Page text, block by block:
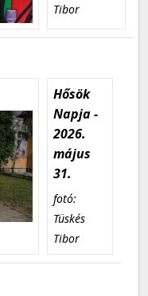
Tibor
Hősök
Napja -
2026.
május
31.
fotó:
Tüskés
Tibor